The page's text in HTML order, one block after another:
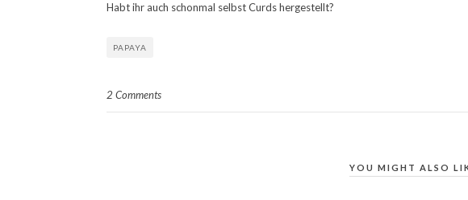
Habt ihr auch schonmal selbst Curds hergestellt?
PAPAYA
2 Comments
YOU MIGHT ALSO